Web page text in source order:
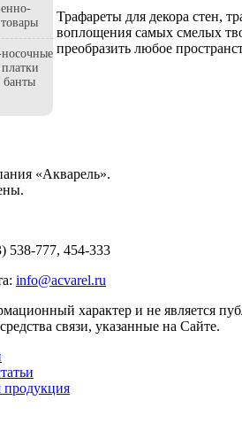
банты
Трафареты для декора стен,
воплощения самых смелых
преобразить любое
«Акварель».
538-777, 454-333
info@acvarel.ru
характер и не является
связи, указанные на Сайте.
продукция